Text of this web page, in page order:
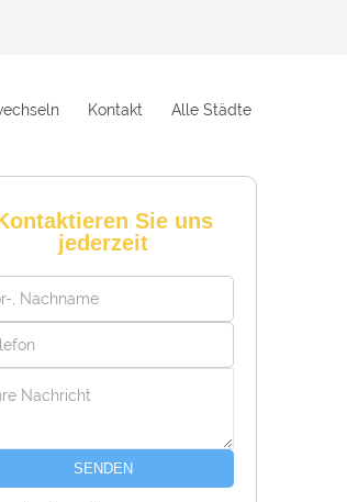
Kontakt Alle Städte
Sie uns
jederzeit
SENDEN